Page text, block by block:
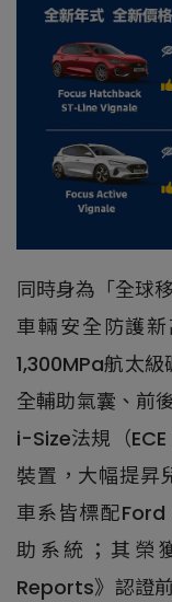
同時身為「全球
車輛安全防護
1,300MPa航太
全輔助氣囊、前
i-Size法規（
裝置，大幅提昇
車系皆標配
助系統；其榮
Reports》認證